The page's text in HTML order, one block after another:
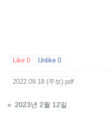
Like 0 Unlike 0
2022.09.18 (주보).pdf
« 2023년 2월 12일